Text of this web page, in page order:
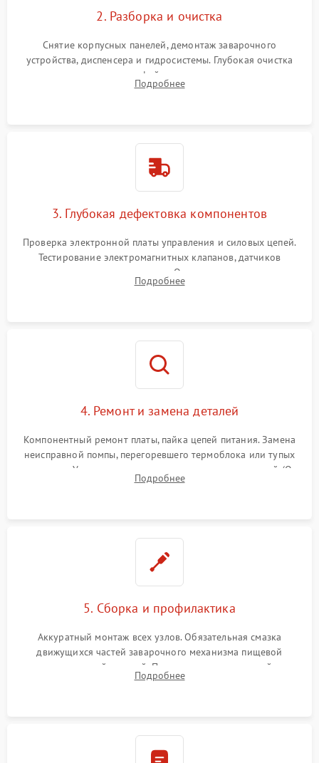
2. Разборка и очистка
Снятие корпусных панелей, демонтаж заварочного
устройства, диспенсера и гидросистемы. Глубокая очистка
внутренних узлов от кофейных масел, жмыха и накипи.
Промывка дренажных каналов и фильтров с использованием
Подробнее
3. Глубокая дефектовка компонентов
Проверка электронной платы управления и силовых цепей.
Тестирование электромагнитных клапанов, датчиков
температуры и расходомера. Оценка степени износа
жерновов кофемолки, уплотнительных колец гидросистемы
Подробнее
4. Ремонт и замена деталей
Компонентный ремонт платы, пайка цепей питания. Замена
неисправной помпы, перегоревшего термоблока или тупых
жерновов. Установка новых силиконовых уплотнителей (O-
ring) и тефлоновых трубок для надежного устранения
Подробнее
5. Сборка и профилактика
Аккуратный монтаж всех узлов. Обязательная смазка
движущихся частей заварочного механизма пищевой
силиконовой смазкой. Проведение программной
декальцинации и очистки системы от кофейных масел.
Подробнее